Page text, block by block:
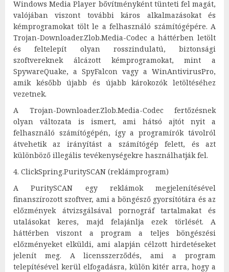
Windows Media Player bővítményként tünteti fel magát,
valójában viszont további káros alkalmazásokat és
kémprogramokat tölt le a felhasználó számítógépére. A
Trojan-Downloader.Zlob.Media-Codec a háttérben letölt
és feltelepít olyan rosszindulatú, biztonsági
szoftvereknek álcázott kémprogramokat, mint a
SpywareQuake, a SpyFalcon vagy a WinAntivirusPro,
amik később újabb és újabb károkozók letöltéséhez
vezetnek.
A Trojan-Downloader.Zlob.Media-Codec fertőzésnek
olyan változata is ismert, ami hátsó ajtót nyit a
felhasználó számítógépén, így a programírók távolról
átvehetik az irányítást a számítógép felett, és azt
különböző illegális tevékenységekre használhatják fel.
4. ClickSpring.PuritySCAN (reklámprogram)
A PuritySCAN egy reklámok megjelenítésével
finanszírozott szoftver, ami a böngésző gyorsítótára és az
előzmények átvizsgálsával pornográf tartalmakat és
utalásokat keres, majd felajánlja ezek törlését. A
háttérben viszont a program a teljes böngészési
előzményeket elküldi, ami alapján célzott hirdetéseket
jelenít meg. A licensszerződés, ami a program
telepítésével kerül elfogadásra, külön kitér arra, hogy a